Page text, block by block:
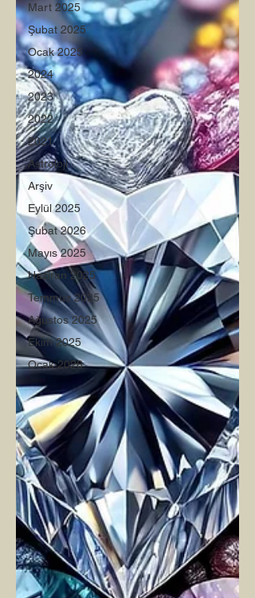
Mart 2025
Şubat 2025
Ocak 2025
2024
2023
2022
2021
Astroloji
Arşiv
Eylül 2025
Şubat 2026
Mayıs 2025
Haziran 2025
Temmuz 2025
Ağustos 2025
Ekim 2025
Ocak 2026